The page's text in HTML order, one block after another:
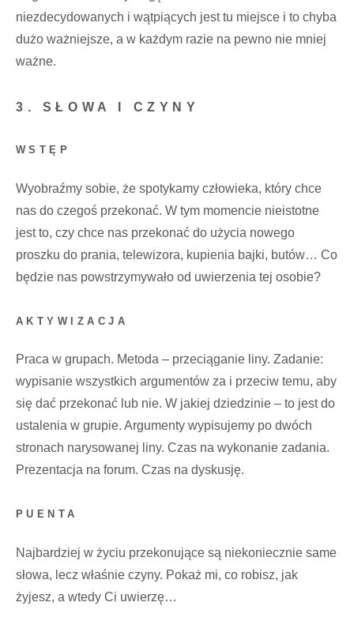
niezdecydowanych i wątpiących jest tu miejsce i to chyba
dużo ważniejsze, a w każdym razie na pewno nie mniej
ważne.
3. SŁOWA I CZYNY
WSTĘP
Wyobraźmy sobie, że spotykamy człowieka, który chce
nas do czegoś przekonać. W tym momencie nieistotne
jest to, czy chce nas przekonać do użycia nowego
proszku do prania, telewizora, kupienia bajki, butów… Co
będzie nas powstrzymywało od uwierzenia tej osobie?
AKTYWIZACJA
Praca w grupach. Metoda – przeciąganie liny. Zadanie:
wypisanie wszystkich argumentów za i przeciw temu, aby
się dać przekonać lub nie. W jakiej dziedzinie – to jest do
ustalenia w grupie. Argumenty wypisujemy po dwóch
stronach narysowanej liny. Czas na wykonanie zadania.
Prezentacja na forum. Czas na dyskusję.
PUENTA
Najbardziej w życiu przekonujące są niekoniecznie same
słowa, lecz właśnie czyny. Pokaż mi, co robisz, jak
żyjesz, a wtedy Ci uwierzę…